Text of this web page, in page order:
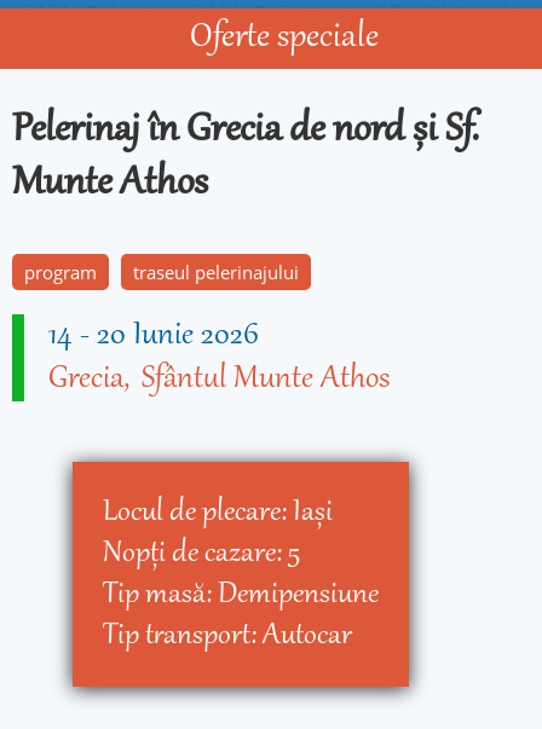
Oferte speciale
Pelerinaj în Grecia de nord și Sf.
Munte Athos
program traseul pelerinajului
14-20 Iunie 2026
Grecia Sfântul Munte Athos
Locul de plecare:Iaşi
Nopţi de cazare:5
Tip masă:Demipensiune
Tip transport:Autocar